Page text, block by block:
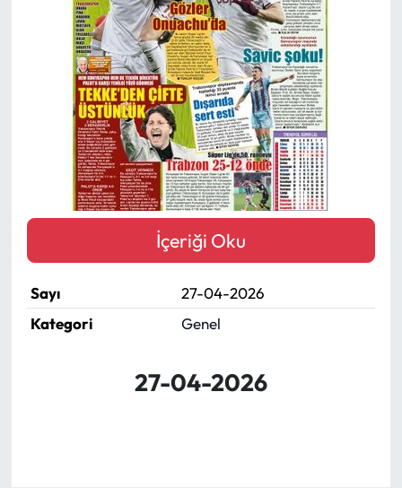
İçeriği Oku
Sayı
27-04-2026
Kategori
Genel
27-04-2026
Mektup Galeri
Röportaj
Manşet
Köşe Yazıları
Karikatür Galeri
BIK
ASTROLOJİ